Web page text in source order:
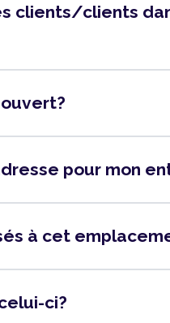
clients/clients
pour mon
à cet
ci?